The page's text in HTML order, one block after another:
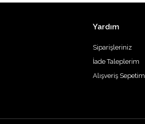
Yardım
Siparişleriniz
İade Taleplerim
Alışveriş Sepetim